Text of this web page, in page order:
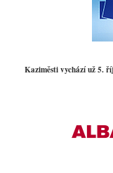
Kaziměsti vychází už 5.